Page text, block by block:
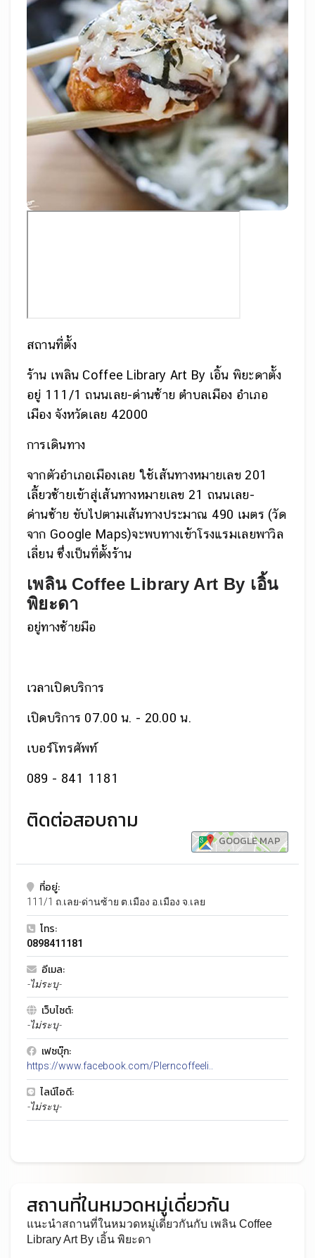
ติดต่อสอบถาม
GOOGLE MAP
ที่อยู่:
111/1 ถ.เลย-ด่านซ้าย ต.เมือง อ.เมือง จ.เลย
โทร:
0898411181
อีเมล:
-ไม่ระบุ-
เว็บไซต์:
-ไม่ระบุ-
เฟซบุ๊ก:
https://www.facebook.com/Plerncoffeeli..
ไลน์ไอดี:
-ไม่ระบุ-
สถานที่ตั้ง
ร้าน เพลิน Coffee Library Art By เอิ้น พิยะดาตั้ง
อยู่ 111/1 ถนนเลย-ด่านซ้าย ตำบลเมือง อำเภอ
เมือง จังหวัดเลย 42000
การเดินทาง
จากตัวอำเภอเมืองเลย ใช้เส้นทางหมายเลข 201
เลี้ยวซ้ายเข้าสู่เส้นทางหมายเลข 21 ถนนเลย-
ด่านซ้าย ขับไปตามเส้นทางประมาณ 490 เมตร (วัด
จาก Google Maps)จะพบทางเข้าโรงแรมเลยพาวิล
เลี่ยน ซึ่งเป็นที่ตั้งร้าน
เพลิน Coffee Library Art By เอิ้น
พิยะดา
อยู่ทางซ้ายมือ
เวลาเปิดบริการ
เปิดบริการ 07.00 น. - 20.00 น.
เบอร์โทรศัพท์
089 - 841 1181
สถานที่ในหมวดหมู่เดี่ยวกัน
แนะนำสถานที่ในหมวดหมู่เดี่ยวกันกับ เพลิน Coffee
Library Art By เอิ้น พิยะดา